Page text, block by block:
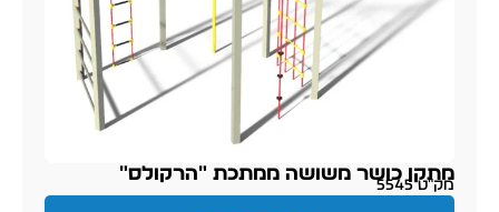
מתקן כושר משושה ממתכת "הרקולס"
מק״ט 5545